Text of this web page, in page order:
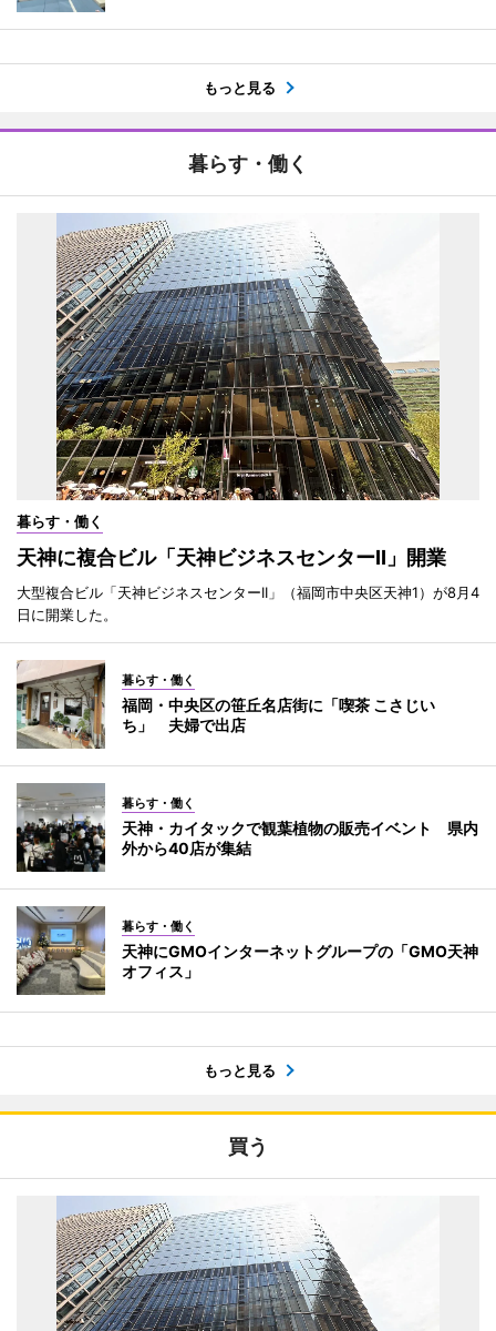
もっと見る
暮らす・働く
暮らす・働く
天神に複合ビル「天神ビジネスセンターII」開業
大型複合ビル「天神ビジネスセンターII」（福岡市中央区天神1）が8月4
日に開業した。
暮らす・働く
福岡・中央区の笹丘名店街に「喫茶 こさじい
ち」 夫婦で出店
暮らす・働く
天神・カイタックで観葉植物の販売イベント 県内
外から40店が集結
暮らす・働く
天神にGMOインターネットグループの「GMO天神
オフィス」
もっと見る
買う